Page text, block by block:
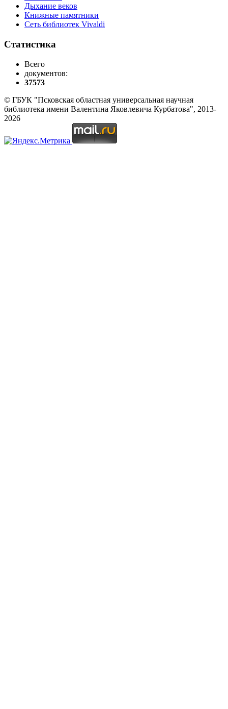
Дыхание веков
Книжные памятники
Сеть библиотек Vivaldi
Статистика
Всего
документов:
37573
© ГБУК "Псковская областная универсальная научная
библиотека имени Валентина Яковлевича Курбатова", 2013-
2026